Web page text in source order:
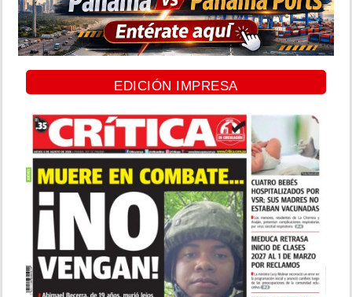
EDICIÓN IMPRESA